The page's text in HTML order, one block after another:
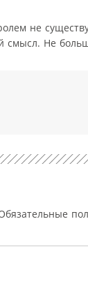
не
смысл. Не